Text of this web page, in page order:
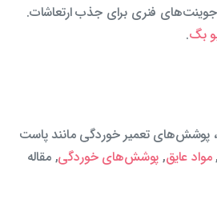
فنری برای جذب ارتعاشات.
بگ.
پوشش‌های تعمیر خوردگی مانند پاست
,مواد عایق, پوشش‌های خوردگی, مقاله